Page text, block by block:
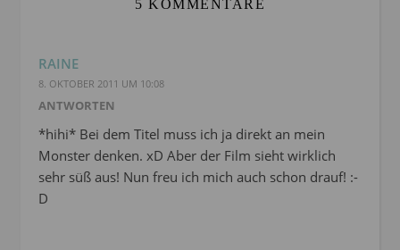
5 KOMMENTARE
RAINE
8. OKTOBER 2011 UM 10:08
ANTWORTEN
*hihi* Bei dem Titel muss ich ja direkt an mein
Monster denken. xD Aber der Film sieht wirklich
sehr süß aus! Nun freu ich mich auch schon drauf! :-
D